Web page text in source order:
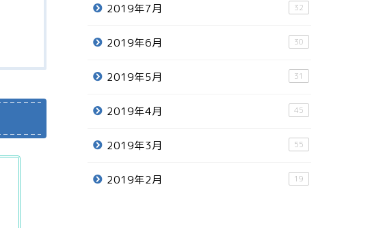
2019年7月 32
2019年6月 30
2019年5月 31
2019年4月 45
2019年3月 55
2019年2月 19